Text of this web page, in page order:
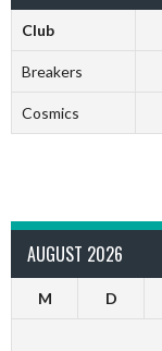
Club
Breakers
Cosmics
AUGUST 2026
M D